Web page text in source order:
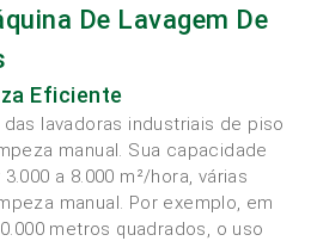
De Lavagem De
Eficiente
lavadoras industriais de piso
manual. Sua capacidade
a 8.000 m²/hora, várias
manual. Por exemplo, em
metros quadrados, o uso